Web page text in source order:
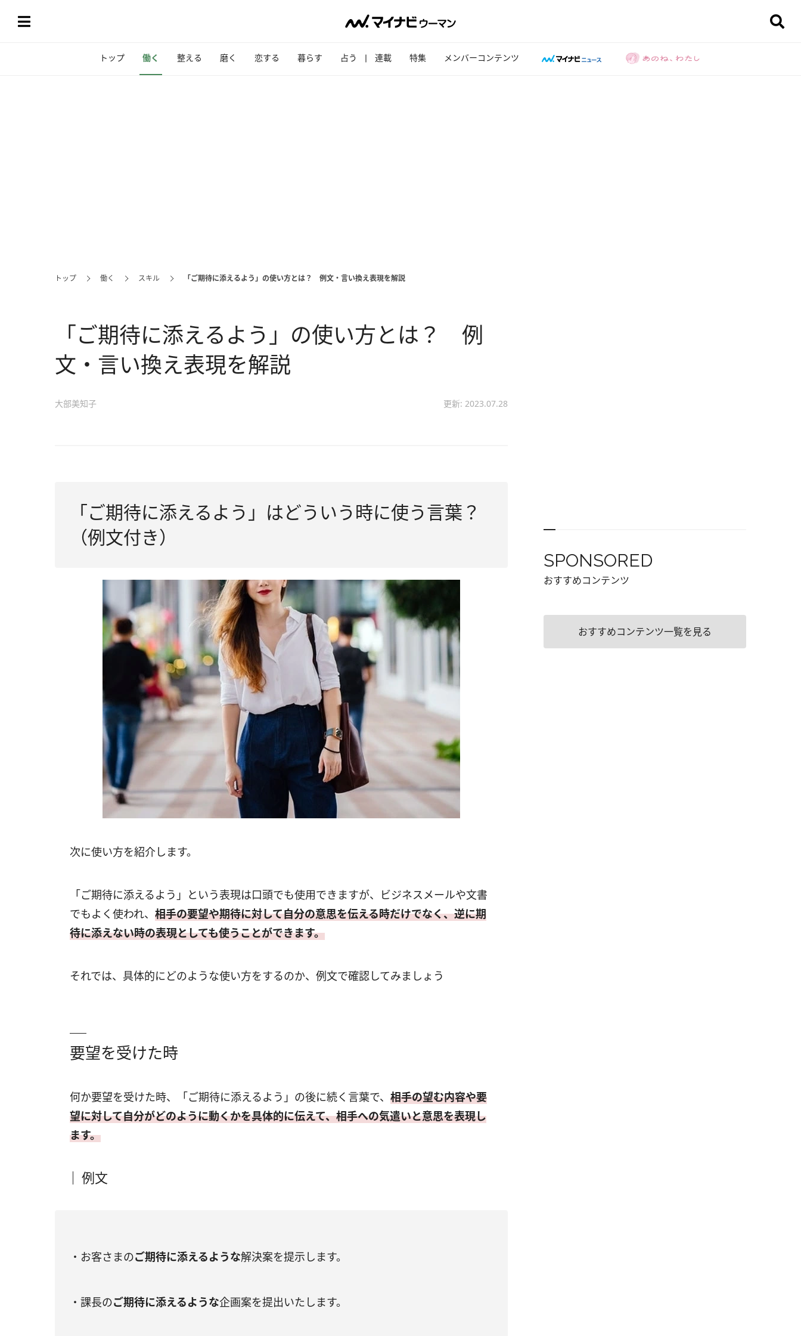
トップ 働く 整える 磨く 恋する 暮らす 占う 連載 特集 メンバーコンテンツ
トップ 働く スキル 「ご期待に添えるよう」の使い方とは？ 例文・言い換え表現を解説
「ご期待に添えるよう」の使い方とは？ 例
文・言い換え表現を解説
大部美知子 更新: 2023.07.28
「ご期待に添えるよう」はどういう時に使う言葉？
（例文付き）
次に使い方を紹介します。
「ご期待に添えるよう」という表現は口頭でも使用できますが、ビジネスメールや文書
でもよく使われ、 相手の要望や期待に対して自分の意思を伝える時だけでなく、逆に期
待に添えない時の表現としても使うことができます。
それでは、具体的にどのような使い方をするのか、例文で確認してみましょう
要望を受けた時
何か要望を受けた時、「ご期待に添えるよう」の後に続く言葉で、 相手の望む内容や要
望に対して自分がどのように動くかを具体的に伝えて、相手への気遣いと意思を表現し
ます。
例文
・お客さまのご期待に添えるような解決案を提示します。
・課長のご期待に添えるような企画案を提出いたします。
SPONSORED
おすすめコンテンツ
おすすめコンテンツ一覧を見る